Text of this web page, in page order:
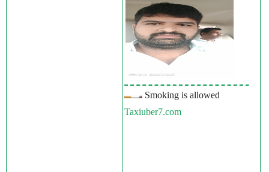
Smoking is allowed
Taxiuber7.com